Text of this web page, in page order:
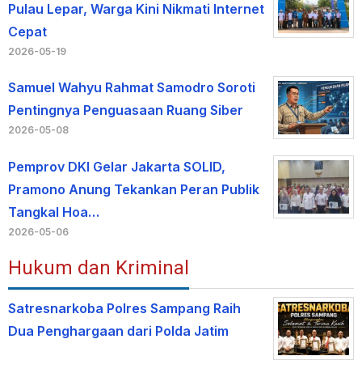
Pulau Lepar, Warga Kini Nikmati Internet
Cepat
2026-05-19
Samuel Wahyu Rahmat Samodro Soroti
Pentingnya Penguasaan Ruang Siber
2026-05-08
Pemprov DKI Gelar Jakarta SOLID,
Pramono Anung Tekankan Peran Publik
Tangkal Hoa…
2026-05-06
Hukum dan Kriminal
Satresnarkoba Polres Sampang Raih
Dua Penghargaan dari Polda Jatim